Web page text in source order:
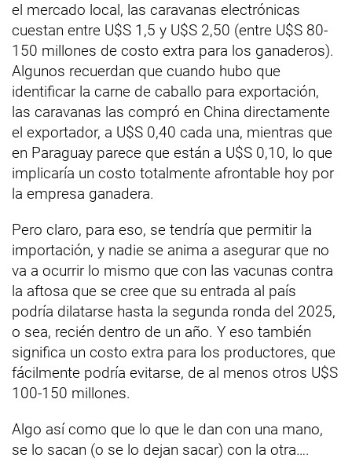
el mercado local, las caravanas electrónicas
cuestan entre U$S 1,5 y U$S 2,50 (entre U$S 80-
150 millones de costo extra para los ganaderos).
Algunos recuerdan que cuando hubo que
identificar la carne de caballo para exportación,
las caravanas las compró en China directamente
el exportador, a U$S 0,40 cada una, mientras que
en Paraguay parece que están a U$S 0,10, lo que
implicaría un costo totalmente afrontable hoy por
la empresa ganadera.
Pero claro, para eso, se tendría que permitir la
importación, y nadie se anima a asegurar que no
va a ocurrir lo mismo que con las vacunas contra
la aftosa que se cree que su entrada al país
podría dilatarse hasta la segunda ronda del 2025,
o sea, recién dentro de un año. Y eso también
significa un costo extra para los productores, que
fácilmente podría evitarse, de al menos otros U$S
100-150 millones.
Algo así como que lo que le dan con una mano,
se lo sacan (o se lo dejan sacar) con la otra….